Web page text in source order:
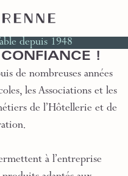
depuis 1948
!
de nombreuses années
les Associations et les
de l’Hôtellerie et de
à l’entreprise